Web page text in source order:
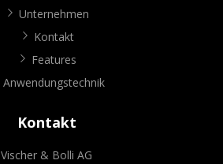
Unternehmen
Kontakt
Features
Anwendungstechnik
Kontakt
Vischer & Bolli AG